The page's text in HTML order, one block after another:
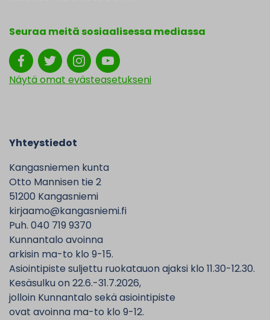
Seuraa meitä sosiaalisessa mediassa
Näytä omat evästeasetukseni
Yhteystiedot
Kangasniemen kunta
Otto Mannisen tie 2
51200 Kangasniemi
kirjaamo@kangasniemi.fi
Puh. 040 719 9370
Kunnantalo avoinna
arkisin ma-to klo 9-15.
Asiointipiste suljettu ruokatauon ajaksi klo 11.30-12.30.
Kesäsulku on 22.6.-31.7.2026,
jolloin Kunnantalo sekä asiointipiste
ovat avoinna ma-to klo 9-12.